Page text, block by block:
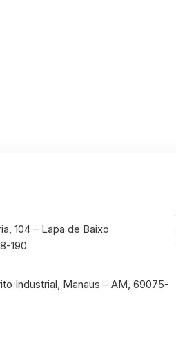
104 – Lapa de Baixo
190
Industrial, Manaus – AM, 69075-